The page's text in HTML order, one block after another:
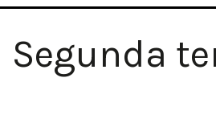
Segunda